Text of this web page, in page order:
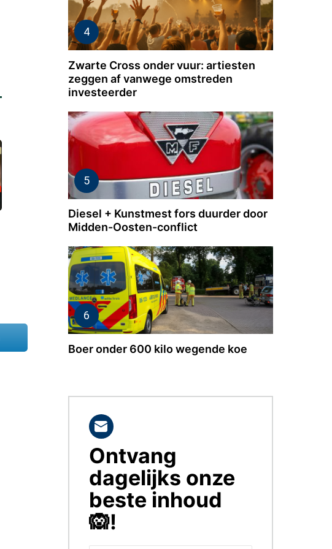
Zwarte Cross onder vuur: artiesten
zeggen af vanwege omstreden
investeerder
Diesel + Kunstmest fors duurder door
Midden-Oosten-conflict
Boer onder 600 kilo wegende koe
BLIJF
OP
DE
HOOGTE!
Ontvang
dagelijks onze
beste inhoud
🙉!